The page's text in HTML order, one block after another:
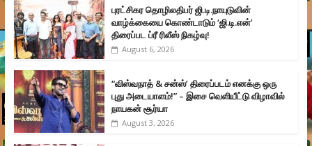
புரட்சிகர தொழிலதிபர் ஜி.டி.நாயுடுவின்
வாழ்க்கையை கொண்டாடும் ‘ஜி.டி.என்’
திரைப்பட ப்ரீ ரிலீஸ் நிகழ்வு!
August 6, 2026
“விஸ்வநாத் & சன்ஸ்’ திரைப்படம் எனக்கு ஒரு
புது அடையாளம்!” – இசை வெளியீட்டு விழாவில்
நாயகன் சூர்யா
August 3, 2026